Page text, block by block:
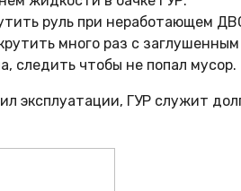
руль при неработающем
много раз с
следить чтобы не попал мусор.
эксплуатации, ГУР служит